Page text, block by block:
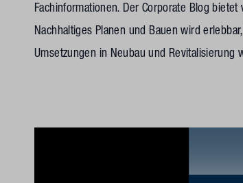
Fachinformationen. Der Corporate Blog
Nachhaltiges Planen und Bauen wird
Umsetzungen in Neubau und Revitalisierung